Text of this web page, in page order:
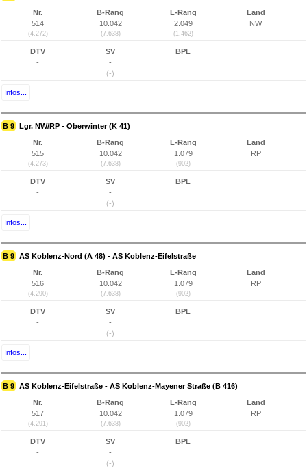
Nr.
514
(4.272)
B-Rang
10.042
(7.638)
L-Rang
2.049
(1.462)
Land
NW
DTV
-
SV
-
(-)
BPL
Infos...
B 9 Lgr. NW/RP - Oberwinter (K 41)
Nr.
515
(4.273)
B-Rang
10.042
(7.638)
L-Rang
1.079
(902)
Land
RP
DTV
-
SV
-
(-)
BPL
Infos...
B 9 AS Koblenz-Nord (A 48) - AS Koblenz-Eifelstraße
Nr.
516
(4.290)
B-Rang
10.042
(7.638)
L-Rang
1.079
(902)
Land
RP
DTV
-
SV
-
(-)
BPL
Infos...
B 9 AS Koblenz-Eifelstraße - AS Koblenz-Mayener Straße (B 416)
Nr.
517
(4.291)
B-Rang
10.042
(7.638)
L-Rang
1.079
(902)
Land
RP
DTV
-
SV
-
(-)
BPL